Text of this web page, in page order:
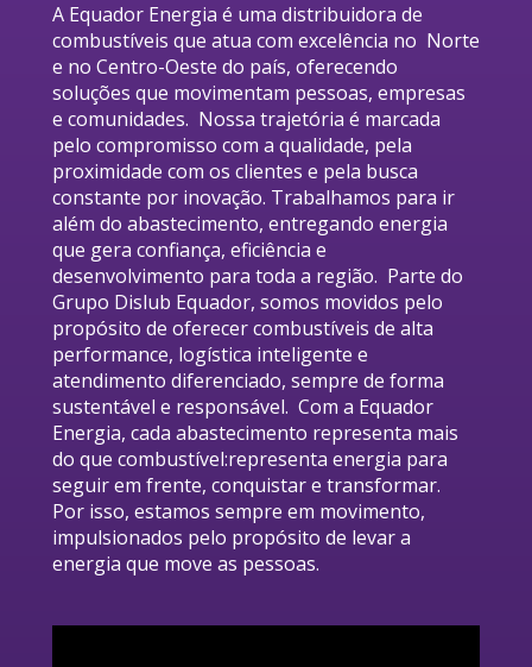
A Equador Energia é uma distribuidora de
combustíveis que atua com excelência no  Norte
e no Centro-Oeste do país, oferecendo
soluções que movimentam pessoas, empresas
e comunidades.  Nossa trajetória é marcada
pelo compromisso com a qualidade, pela
proximidade com os clientes e pela busca
constante por inovação. Trabalhamos para ir
além do abastecimento, entregando energia
que gera confiança, eficiência e
desenvolvimento para toda a região.  Parte do
Grupo Dislub Equador, somos movidos pelo
propósito de oferecer combustíveis de alta
performance, logística inteligente e
atendimento diferenciado, sempre de forma
sustentável e responsável.  Com a Equador
Energia, cada abastecimento representa mais
do que combustível:representa energia para
seguir em frente, conquistar e transformar.
Por isso, estamos sempre em movimento,
impulsionados pelo propósito de levar a
energia que move as pessoas.